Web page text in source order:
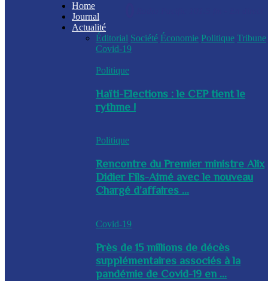
Home
Journal
Actualité
Éditorial Société Économie Politique Tribune
Covid-19
Politique
Haïti-Elections : le CEP tient le
rythme !
Politique
Rencontre du Premier ministre Alix
Didier Fils-Aimé avec le nouveau
Chargé d’affaires ...
Covid-19
Près de 15 millions de décès
supplémentaires associés à la
pandémie de Covid-19 en ...